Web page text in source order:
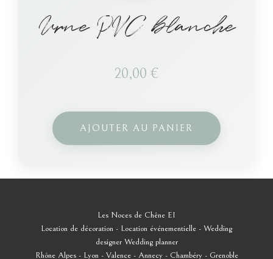
Urne PVC blanche
20,00 €
AJOUTER AU PANIER
Les Noces de Chêne EI
Location de décoration - Location événementielle - Wedding
designer Wedding planner
Rhône Alpes - Lyon - Valence - Annecy - Chambéry - Grenoble